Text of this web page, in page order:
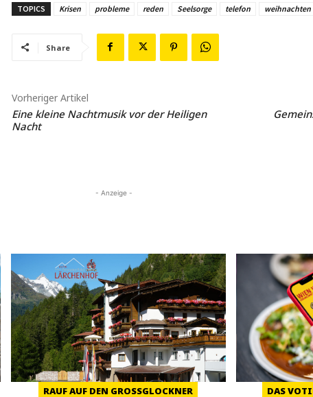
TOPICS Krisen probleme reden Seelsorge telefon weihnachten
Share
Vorheriger Artikel
Eine kleine Nachtmusik vor der Heiligen
Nacht
- Anzeige -
RAUF AUF DEN GROSSGLOCKNER DAS